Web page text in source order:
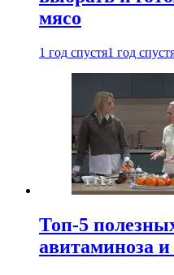
мясо
1 год спустя1 год
Топ-5
авитаминоза